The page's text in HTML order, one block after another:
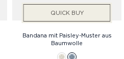
QUICK BUY
Bandana mit Paisley-Muster aus
Baumwolle